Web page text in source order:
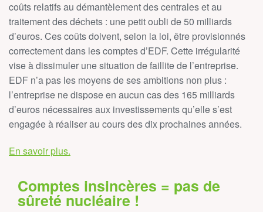
coûts relatifs au démantèlement des centrales et au
traitement des déchets : une petit oubli de 50 milliards
d’euros. Ces coûts doivent, selon la loi, être provisionnés
correctement dans les comptes d’EDF. Cette irrégularité
vise à dissimuler une situation de faillite de l’entreprise.
EDF n’a pas les moyens de ses ambitions non plus :
l’entreprise ne dispose en aucun cas des 165 milliards
d’euros nécessaires aux investissements qu’elle s’est
engagée à réaliser au cours des dix prochaines années.
En savoir plus.
Comptes insincères = pas de
sûreté nucléaire !